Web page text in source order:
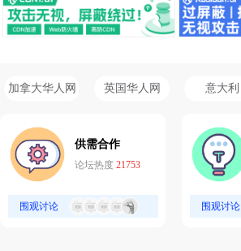
加拿大华人网 英国华人网 意大利
供需合作
论坛热度 21753
围观讨论 围观讨论